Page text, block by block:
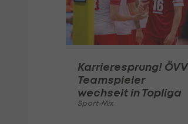
Karrieresprung!
Teamspieler
wechselt in Topliga
Sport-Mix